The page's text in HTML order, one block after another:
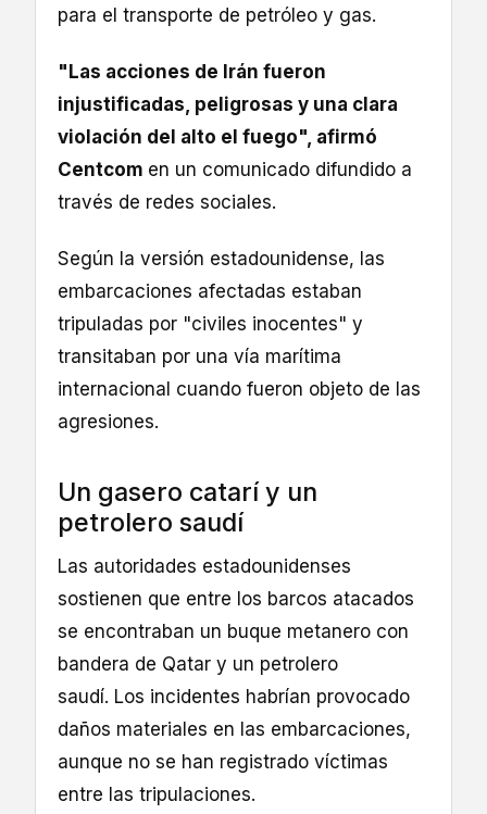
para el transporte de petróleo y gas.
"Las acciones de Irán fueron
injustificadas, peligrosas y una clara
violación del alto el fuego", afirmó
Centcom en un comunicado difundido a
través de redes sociales.
Según la versión estadounidense, las
embarcaciones afectadas estaban
tripuladas por "civiles inocentes" y
transitaban por una vía marítima
internacional cuando fueron objeto de las
agresiones.
Un gasero catarí y un
petrolero saudí
Las autoridades estadounidenses
sostienen que entre los barcos atacados
se encontraban un buque metanero con
bandera de Qatar y un petrolero
saudí. Los incidentes habrían provocado
daños materiales en las embarcaciones,
aunque no se han registrado víctimas
entre las tripulaciones.